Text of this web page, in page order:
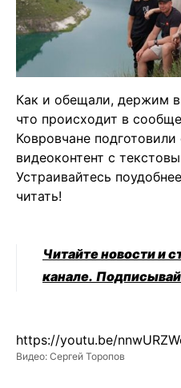
Как и обещали, держим
что происходит в
Ковровчане
видеоконтент с
Устраивайтесь
читать!
Читайте новости и
канале.
https://youtu.be/
Видео: Сергей Торопов